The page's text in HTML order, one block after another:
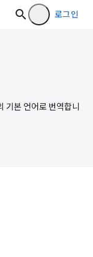
로그인
기본 언어로 번역합니